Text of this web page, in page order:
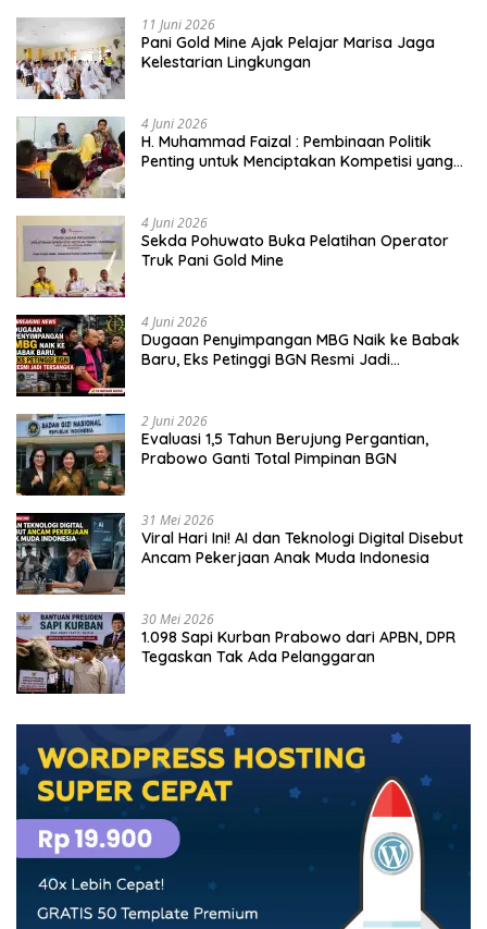
11 Juni 2026
Pani Gold Mine Ajak Pelajar Marisa Jaga
Kelestarian Lingkungan
4 Juni 2026
H. Muhammad Faizal : Pembinaan Politik
Penting untuk Menciptakan Kompetisi yang
4 Juni 2026
Sekda Pohuwato Buka Pelatihan Operator
Truk Pani Gold Mine
4 Juni 2026
Dugaan Penyimpangan MBG Naik ke Babak
Baru, Eks Petinggi BGN Resmi Jadi
2 Juni 2026
Evaluasi 1,5 Tahun Berujung Pergantian,
Prabowo Ganti Total Pimpinan BGN
31 Mei 2026
Viral Hari Ini! AI dan Teknologi Digital Disebut
Ancam Pekerjaan Anak Muda Indonesia
30 Mei 2026
1.098 Sapi Kurban Prabowo dari APBN, DPR
Tegaskan Tak Ada Pelanggaran